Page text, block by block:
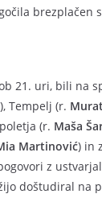
brezplačen
21. uri, bili na
), Tempelj (r.
(r. Maša
Martinović) in
z
doštudiral na